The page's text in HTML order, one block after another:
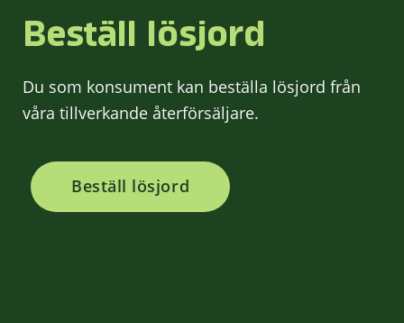
Beställ lösjord
Du som konsument kan beställa lösjord från
våra tillverkande återförsäljare.
Beställ lösjord